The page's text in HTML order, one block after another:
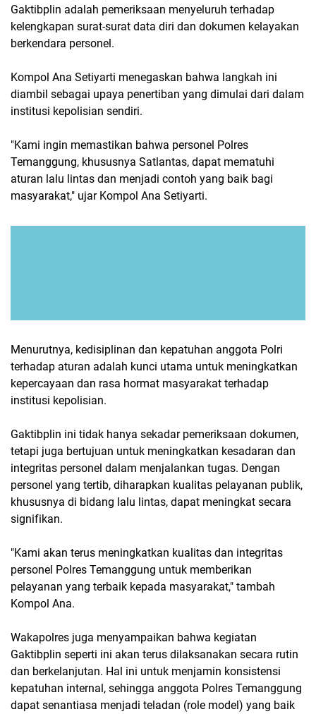
Gaktibplin adalah pemeriksaan menyeluruh terhadap
kelengkapan surat-surat data diri dan dokumen kelayakan
berkendara personel.
Kompol Ana Setiyarti menegaskan bahwa langkah ini
diambil sebagai upaya penertiban yang dimulai dari dalam
institusi kepolisian sendiri.
"Kami ingin memastikan bahwa personel Polres
Temanggung, khususnya Satlantas, dapat mematuhi
aturan lalu lintas dan menjadi contoh yang baik bagi
masyarakat," ujar Kompol Ana Setiyarti.
Menurutnya, kedisiplinan dan kepatuhan anggota Polri
terhadap aturan adalah kunci utama untuk meningkatkan
kepercayaan dan rasa hormat masyarakat terhadap
institusi kepolisian.
Gaktibplin ini tidak hanya sekadar pemeriksaan dokumen,
tetapi juga bertujuan untuk meningkatkan kesadaran dan
integritas personel dalam menjalankan tugas. Dengan
personel yang tertib, diharapkan kualitas pelayanan publik,
khususnya di bidang lalu lintas, dapat meningkat secara
signifikan.
"Kami akan terus meningkatkan kualitas dan integritas
personel Polres Temanggung untuk memberikan
pelayanan yang terbaik kepada masyarakat," tambah
Kompol Ana.
Wakapolres juga menyampaikan bahwa kegiatan
Gaktibplin seperti ini akan terus dilaksanakan secara rutin
dan berkelanjutan. Hal ini untuk menjamin konsistensi
kepatuhan internal, sehingga anggota Polres Temanggung
dapat senantiasa menjadi teladan (role model) yang baik